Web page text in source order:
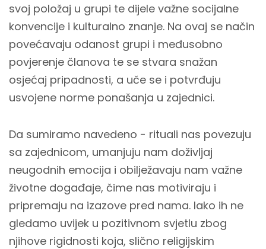
svoj položaj u grupi te dijele važne socijalne
konvencije i kulturalno znanje. Na ovaj se način
povećavaju odanost grupi i međusobno
povjerenje članova te se stvara snažan
osjećaj pripadnosti, a uče se i potvrđuju
usvojene norme ponašanja u zajednici.
Da sumiramo navedeno - rituali nas povezuju
sa zajednicom, umanjuju nam doživljaj
neugodnih emocija i obilježavaju nam važne
životne događaje, čime nas motiviraju i
pripremaju na izazove pred nama. Iako ih ne
gledamo uvijek u pozitivnom svjetlu zbog
njihove rigidnosti koja, slično religijskim